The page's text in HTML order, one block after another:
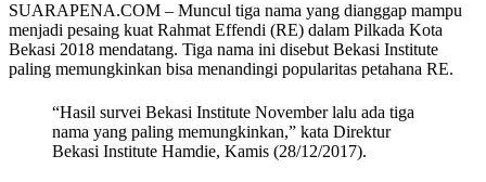
SUARAPENA.COM – Muncul tiga nama yang dianggap mampu
menjadi pesaing kuat Rahmat Effendi (RE) dalam Pilkada Kota
Bekasi 2018 mendatang. Tiga nama ini disebut Bekasi Institute
paling memungkinkan bisa menandingi popularitas petahana RE.
“Hasil survei Bekasi Institute November lalu ada tiga
nama yang paling memungkinkan,” kata Direktur
Bekasi Institute Hamdie, Kamis (28/12/2017).